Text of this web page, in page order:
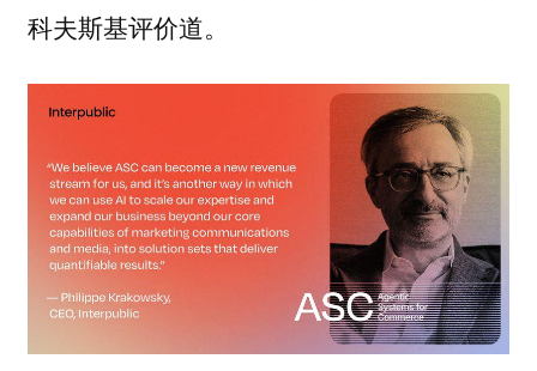
科夫斯基评价道。